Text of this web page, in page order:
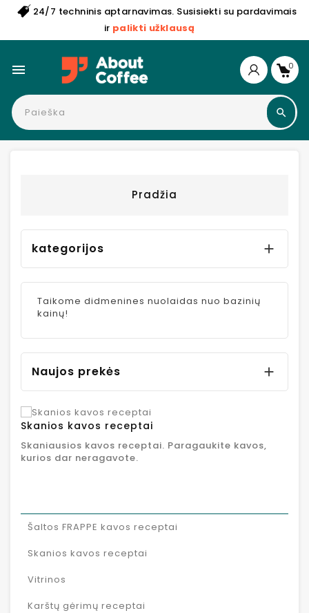
24/7 techninis aptarnavimas. Susisiekti su pardavimais
ir palikti užklausą
 0
Pradžia
kategorijos 
Taikome didmenines nuolaidas nuo bazinių
kainų!
Naujos prekės 
Skanios kavos receptai
Skaniausios kavos receptai. Paragaukite kavos,
kurios dar neragavote.
Šaltos FRAPPE kavos receptai
Skanios kavos receptai
Vitrinos
Karštų gėrimų receptai